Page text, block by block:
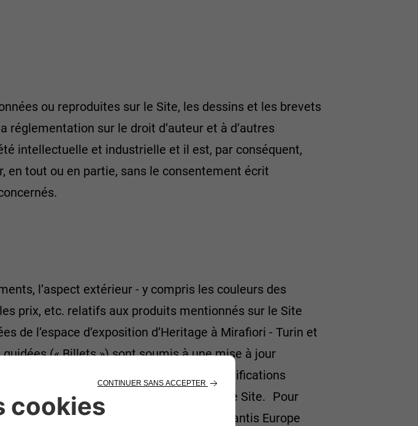
ou reproduites sur le Site, les dessins et les brevets
sur le droit d’auteur et à d’autres
intellectuelle et industrielle et il est, par conséquent,
en tout ou en partie, sans le consentement écrit
l’aspect extérieur - y compris les couleurs des
prix, etc. relatifs aux produits mentionnés sur le Site
de l’espace d’exposition d’Heritage à Mirafiori - Turin et
(« Billets ») sont soumis à une mise à jour
à sa seule discrétion, apporter des modifications
relatives aux Billets présentées sur le Site. Pour
Produits et les prix visés au Site, Stellantis Europe